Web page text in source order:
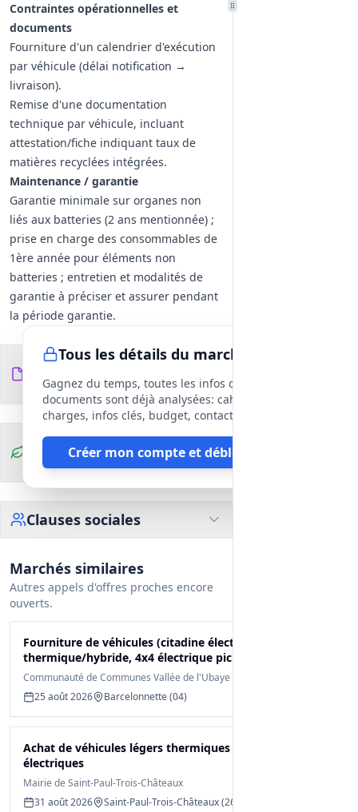
Contraintes opérationnelles et
documents
Fourniture d'un calendrier d'exécution
par véhicule (délai notification →
livraison).
Remise d'une documentation
technique par véhicule, incluant
attestation/fiche indiquant taux de
matières recyclées intégrées.
Maintenance / garantie
Garantie minimale sur organes non
liés aux batteries (2 ans mentionnée) ;
prise en charge des consommables de
1ère année pour éléments non
batteries ; entretien et modalités de
garantie à préciser et assurer pendant
la période garantie.
Tous les détails du marché
Gagnez du temps, toutes les infos des
documents sont déjà analysées: cahier des
charges, infos clés, budget, contact, etc
Créer mon compte et débloquer
Documents du
DCE
fichiers
Clauses
environnementales
Clauses sociales
Marchés similaires
Autres appels d'offres proches encore
ouverts.
Fourniture de véhicules (citadine électrique, 4x4
thermique/hybride, 4x4 électrique pick-up)
Communauté de Communes Vallée de l'Ubaye Serre-Ponçon
25 août 2026
Barcelonnette (04)
Achat de véhicules légers thermiques et
électriques
Mairie de Saint-Paul-Trois-Châteaux
31 août 2026
Saint-Paul-Trois-Châteaux (26)